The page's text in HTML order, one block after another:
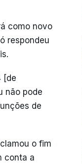
como novo
respondeu
[de
não pode
de
o fim
conta a